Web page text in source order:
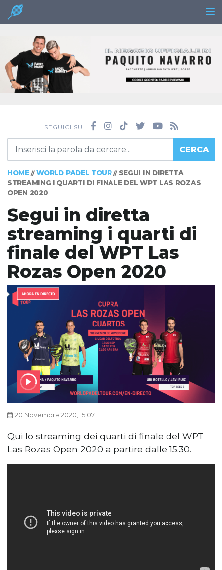
SEGUICI SU
CERCA
HOME// WORLD PADEL TOUR// SEGUI IN DIRETTA
STREAMING I QUARTI DI FINALE DEL WPT LAS ROZAS
OPEN 2020
Segui in diretta
streaming i quarti di
finale del WPT Las
Rozas Open 2020
20 Novembre 2020, 15:07
Qui lo streaming dei quarti di finale del WPT
Las Rozas Open 2020 a partire dalle 15.30.